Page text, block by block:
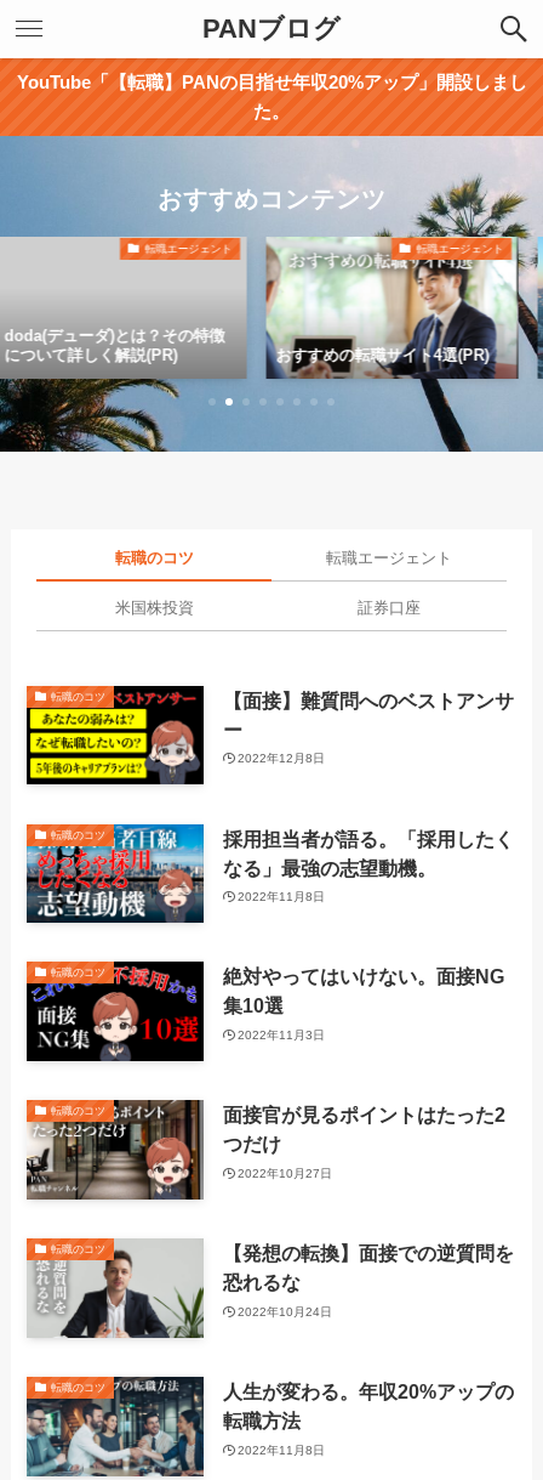
PANブログ
YouTube「【転職】PANの目指せ年収20%アップ」開設しまし
た。
おすすめコンテンツ
転職エージェント
ダ)とは？その特徴
く解説(PR)
転職エージェント
おすすめの転職サイト4選(PR)
Geekly(
特徴につ
転職のコツ 転職エージェント
米国株投資 証券口座
転職のコツ
【面接】難質問へのベストアンサ
ー
2022年12月8日
転職のコツ
採用担当者が語る。「採用したく
なる」最強の志望動機。
2022年11月8日
転職のコツ
絶対やってはいけない。面接NG
集10選
2022年11月3日
転職のコツ
面接官が見るポイントはたった2
つだけ
2022年10月27日
転職のコツ
【発想の転換】面接での逆質問を
恐れるな
2022年10月24日
転職のコツ
人生が変わる。年収20%アップの
転職方法
2022年11月8日